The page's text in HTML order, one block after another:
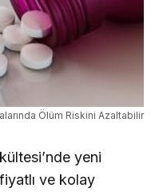
Ölüm Riskini Azaltabilir
yeni
ve kolay